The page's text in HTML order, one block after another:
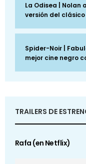
La Odisea | Nolan
versión del
Spider-Noir |
mejor cine negro
TRAILERS DE
Rafa (en Netflix)